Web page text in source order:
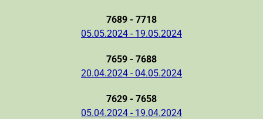
7689 - 7718
05.05.2024 - 19.05.2024
7659 - 7688
20.04.2024 - 04.05.2024
7629 - 7658
05.04.2024 - 19.04.2024